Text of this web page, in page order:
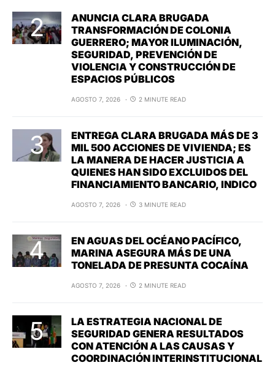
ANUNCIA CLARA BRUGADA
TRANSFORMACIÓN DE COLONIA
GUERRERO; MAYOR ILUMINACIÓN,
SEGURIDAD, PREVENCIÓN DE
VIOLENCIA Y CONSTRUCCIÓN DE
ESPACIOS PÚBLICOS
AGOSTO 7, 2026 2 MINUTE READ
ENTREGA CLARA BRUGADA MÁS DE 3
MIL 500 ACCIONES DE VIVIENDA; ES
LA MANERA DE HACER JUSTICIA A
QUIENES HAN SIDO EXCLUIDOS DEL
FINANCIAMIENTO BANCARIO, INDICO
AGOSTO 7, 2026 3 MINUTE READ
EN AGUAS DEL OCÉANO PACÍFICO,
MARINA ASEGURA MÁS DE UNA
TONELADA DE PRESUNTA COCAÍNA
AGOSTO 7, 2026 2 MINUTE READ
LA ESTRATEGIA NACIONAL DE
SEGURIDAD GENERA RESULTADOS
CON ATENCIÓN A LAS CAUSAS Y
COORDINACIÓN INTERINSTITUCIONAL